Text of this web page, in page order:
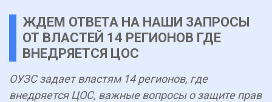
ЖДЕМ ОТВЕТА НА НАШИ ЗАПРОСЫ
ОТ ВЛАСТЕЙ 14 РЕГИОНОВ ГДЕ
ВНЕДРЯЕТСЯ ЦОС
ОУЗС задает властям 14 регионов, где
внедряется ЦОС, важные вопросы о защите прав